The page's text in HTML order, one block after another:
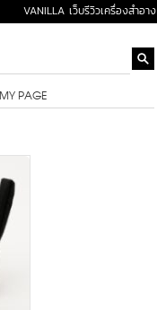
VANILLA เว็บรีวิวเครื่องสำอาง
MY PAGE